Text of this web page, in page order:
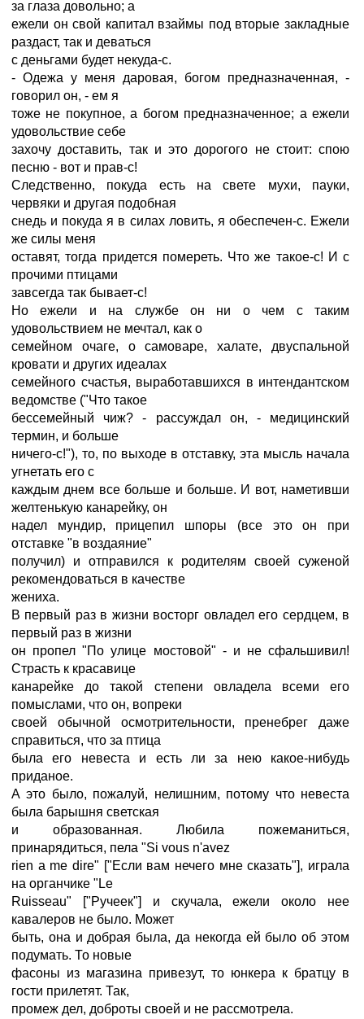
за глаза довольно; а
ежели он свой капитал взаймы под вторые закладные
раздаст, так и деваться
с деньгами будет некуда-с.
- Одежа у меня даровая, богом предназначенная, -
говорил он, - ем я
тоже не покупное, а богом предназначенное; а ежели
удовольствие себе
захочу доставить, так и это дорогого не стоит: спою
песню - вот и прав-с!
Следственно, покуда есть на свете мухи, пауки,
червяки и другая подобная
снедь и покуда я в силах ловить, я обеспечен-с. Ежели
же силы меня
оставят, тогда придется помереть. Что же такое-с! И с
прочими птицами
завсегда так бывает-с!
Но ежели и на службе он ни о чем с таким
удовольствием не мечтал, как о
семейном очаге, о самоваре, халате, двуспальной
кровати и других идеалах
семейного счастья, выработавшихся в интендантском
ведомстве ("Что такое
бессемейный чиж? - рассуждал он, - медицинский
термин, и больше
ничего-с!"), то, по выходе в отставку, эта мысль начала
угнетать его с
каждым днем все больше и больше. И вот, наметивши
желтенькую канарейку, он
надел мундир, прицепил шпоры (все это он при
отставке "в воздаяние"
получил) и отправился к родителям своей суженой
рекомендоваться в качестве
жениха.
В первый раз в жизни восторг овладел его сердцем, в
первый раз в жизни
он пропел "По улице мостовой" - и не сфальшивил!
Страсть к красавице
канарейке до такой степени овладела всеми его
помыслами, что он, вопреки
своей обычной осмотрительности, пренебрег даже
справиться, что за птица
была его невеста и есть ли за нею какое-нибудь
приданое.
А это было, пожалуй, нелишним, потому что невеста
была барышня светская
и образованная. Любила пожеманиться,
принарядиться, пела "Si vous n'avez
rien a me dire" ["Если вам нечего мне сказать"], играла
на органчике "Le
Ruisseau" ["Ручеек"] и скучала, ежели около нее
кавалеров не было. Может
быть, она и добрая была, да некогда ей было об этом
подумать. То новые
фасоны из магазина привезут, то юнкера к братцу в
гости прилетят. Так,
промеж дел, доброты своей и не рассмотрела.